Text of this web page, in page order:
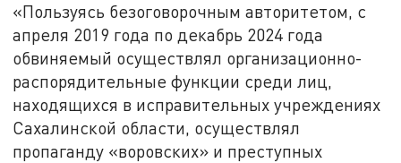
«Пользуясь безоговорочным авторитетом, с
апреля 2019 года по декабрь 2024 года
обвиняемый осуществлял организационно-
распорядительные функции среди лиц,
находящихся в исправительных учреждениях
Сахалинской области, осуществлял
пропаганду «воровских» и преступных